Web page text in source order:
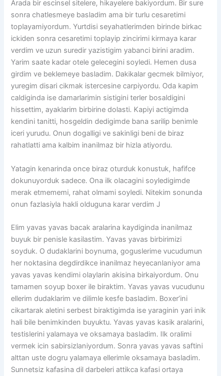
Arada bir escinsel sitelere, hikayelere bakiyordum. Bir sure
sonra chatlesmeye basladim ama bir turlu cesaretimi
toplayamiyordum. Yurtdisi seyahatlerimden birinde birkac
ickiden sonra cesaretimi toplayip zincirimi kirmaya karar
verdim ve uzun suredir yazistigim yabanci birini aradim.
Yarim saate kadar otele gelecegini soyledi. Hemen dusa
girdim ve beklemeye basladim. Dakikalar gecmek bilmiyor,
yuregim disari cikmak istercesine carpiyordu. Oda kapim
caldiginda ise damarlarimin sistigini terler bosaldigini
hissettim, ayaklarim birbirine dolasti. Kapiyi actigimda
kendini tanitti, hosgeldin dedigimde bana sarilip benimle
iceri yurudu. Onun dogalligi ve sakinligi beni de biraz
rahatlatti ama kalbim inanilmaz bir hizla atiyordu.
Yatagin kenarinda once biraz oturduk konustuk, hafifce
dokunuyorduk sadece. Ona ilk olacagini soyledigimde
merak etmememi, rahat olmami soyledi. Nitekim sonunda
onun fazlasiyla hakli olduguna karar verdim J
Elim yavas yavas bacak aralarina kaydiginda inanilmaz
buyuk bir penisle kasilastim. Yavas yavas birbirimizi
soyduk. O dudaklarini boynuma, goguslerime vucudumun
her noktasina degdirdikce inanilmaz heyecanlaniyor ama
yavas yavas kendimi olaylarin akisina birkaiyordum. Onu
tamamen soyup boxer ile biraktim. Yavas yavas vucudunu
ellerim dudaklarim ve dilimle kesfe basladim. Boxer’ini
cikartarak aletini serbest biraktigimda ise yaraginin yari inik
hali bile benimkinden buyuktu. Yavas yavas kasik aralarini,
testislerini yalamaya ve oksamaya basladim. Ilk oralimi
vermek icin sabirsizlaniyordum. Sonra yavas yavas saftini
alttan uste dogru yalamaya ellerimle oksamaya basladim.
Sunnetsiz kafasina dil darbeleri attikca kafasi ortaya